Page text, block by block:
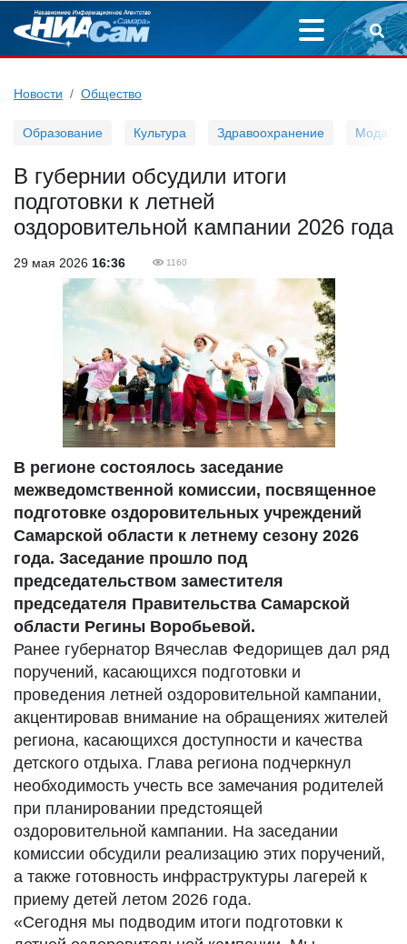
Новости Общество
Образование Культура Здравоохранение Мода
В губернии обсудили итоги
подготовки к летней
оздоровительной кампании 2026 года
29 мая 2026 16:36 1160
В регионе состоялось заседание
межведомственной комиссии, посвященное
подготовке оздоровительных учреждений
Самарской области к летнему сезону 2026
года. Заседание прошло под
председательством заместителя
председателя Правительства Самарской
области Регины Воробьевой.
Ранее губернатор Вячеслав Федорищев дал ряд
поручений, касающихся подготовки и
проведения летней оздоровительной кампании,
акцентировав внимание на обращениях жителей
региона, касающихся доступности и качества
детского отдыха. Глава региона подчеркнул
необходимость учесть все замечания родителей
при планировании предстоящей
оздоровительной кампании. На заседании
комиссии обсудили реализацию этих поручений,
а также готовность инфраструктуры лагерей к
приему детей летом 2026 года.
«Сегодня мы подводим итоги подготовки к